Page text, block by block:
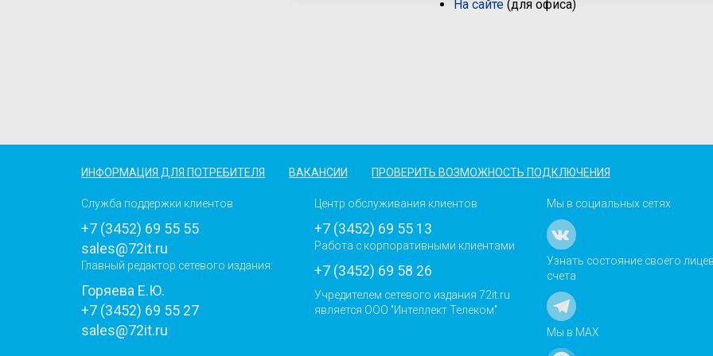
На сайте (для офиса)
ИНФОРМАЦИЯ ДЛЯ ПОТРЕБИТЕЛЯ ВАКАНСИИ ПРОВЕРИТЬ ВОЗМОЖНОСТЬ ПОДКЛЮЧЕНИЯ
Служба поддержки клиентов
+7 (3452) 69 55 55
sales@72it.ru
Главный редактор сетевого издания:
Горяева Е.Ю.
+7 (3452) 69 55 27
sales@72it.ru
Центр обслуживания клиентов
+7 (3452) 69 55 13
Работа с корпоративными клиентами
+7 (3452) 69 58 26
Учредителем сетевого издания 72it.ru
является ООО "Интеллект Телеком"
Мы в социальных сетях
Узнать состояние своего
счета
Мы в MAX